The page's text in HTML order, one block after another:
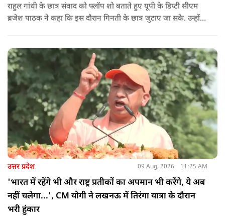
राहुल गांधी के छात्र संवाद को फ्लॉप शो बताते हुए यूपी के डिप्टी सीएम
ब्रजेश पाठक ने कहा कि इस दौरान गिनती के छात्र जुटाए जा सके. उन्होंने
हिम्मत क्यों नहीं करते.
उत्तर प्रदेश 09 Aug, 2026 11:25 AM
'भारत में रहेंगे भी और राष्ट्र प्रतीकों का अपमान भी करेंगे, ये अब
नहीं चलेगा...', CM योगी ने लखनऊ में तिरंगा यात्रा के दौरान
भरी हुंकार